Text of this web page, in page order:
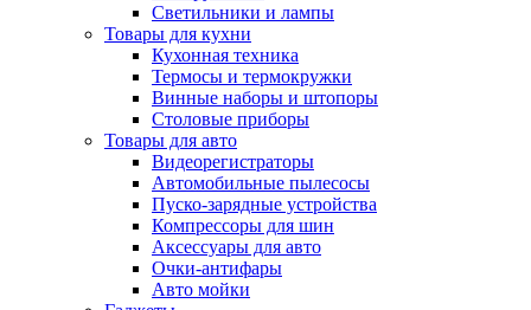
Светильники и лампы
Товары для кухни
Кухонная техника
Термосы и термокружки
Винные наборы и штопоры
Столовые приборы
Товары для авто
Видеорегистраторы
Автомобильные пылесосы
Пуско-зарядные устройства
Компрессоры для шин
Аксессуары для авто
Очки-антифары
Авто мойки